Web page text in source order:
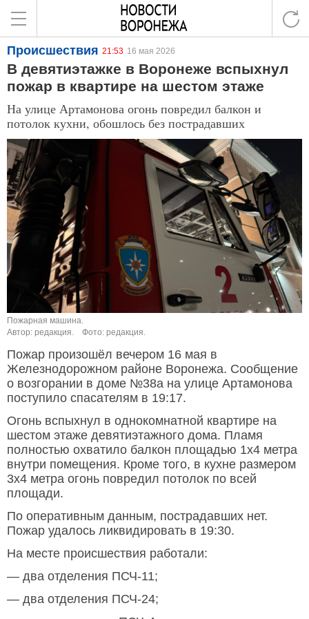
Происшествия 21:53 16 мая 2026
В девятиэтажке в Воронеже вспыхнул
пожар в квартире на шестом этаже
На улице Артамонова огонь повредил балкон и
потолок кухни, обошлось без пострадавших
Пожарная машина.
Автор: редакция.
Фото: редакция.
Пожар произошёл вечером 16 мая в
Железнодорожном районе Воронежа. Сообщение
о возгорании в доме №38а на улице Артамонова
поступило спасателям в 19:17.
Огонь вспыхнул в однокомнатной квартире на
шестом этаже девятиэтажного дома. Пламя
полностью охватило балкон площадью 1х4 метра
внутри помещения. Кроме того, в кухне размером
3х4 метра огонь повредил потолок по всей
площади.
По оперативным данным, пострадавших нет.
Пожар удалось ликвидировать в 19:30.
На месте происшествия работали:
— два отделения ПСЧ-11;
— два отделения ПСЧ-24;